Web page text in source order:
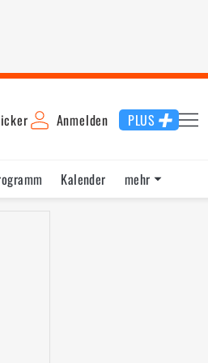
Anmelden PLUS
Kalender
mehr